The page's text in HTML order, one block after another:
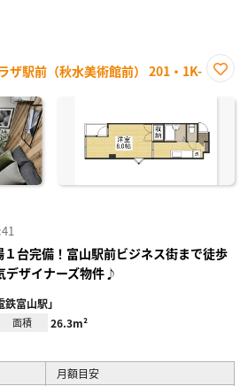
ザ駅前（秋水美術館前） 201・1K-
に入
録
１台完備！富山駅前ビジネス街まで徒歩
ザイナーズ物件♪
富山駅」
面積 26.3m²
月額目安